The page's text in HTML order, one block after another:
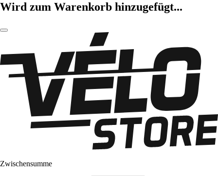
Wird zum Warenkorb hinzugefügt...
Zwischensumme